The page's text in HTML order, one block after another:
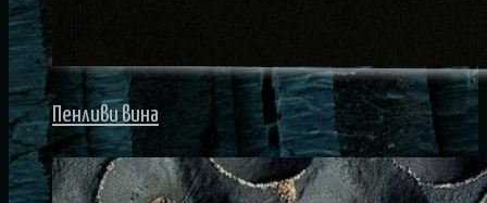
Пенливи вина